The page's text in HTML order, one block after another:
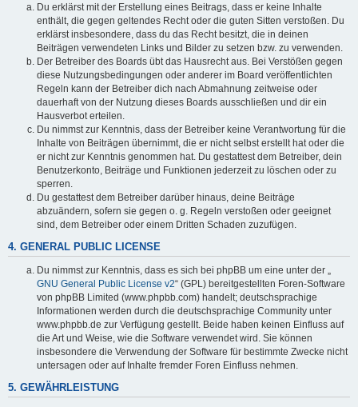
Du erklärst mit der Erstellung eines Beitrags, dass er keine Inhalte
enthält, die gegen geltendes Recht oder die guten Sitten verstoßen. Du
erklärst insbesondere, dass du das Recht besitzt, die in deinen
Beiträgen verwendeten Links und Bilder zu setzen bzw. zu verwenden.
Der Betreiber des Boards übt das Hausrecht aus. Bei Verstößen gegen
diese Nutzungsbedingungen oder anderer im Board veröffentlichten
Regeln kann der Betreiber dich nach Abmahnung zeitweise oder
dauerhaft von der Nutzung dieses Boards ausschließen und dir ein
Hausverbot erteilen.
Du nimmst zur Kenntnis, dass der Betreiber keine Verantwortung für die
Inhalte von Beiträgen übernimmt, die er nicht selbst erstellt hat oder die
er nicht zur Kenntnis genommen hat. Du gestattest dem Betreiber, dein
Benutzerkonto, Beiträge und Funktionen jederzeit zu löschen oder zu
sperren.
Du gestattest dem Betreiber darüber hinaus, deine Beiträge
abzuändern, sofern sie gegen o. g. Regeln verstoßen oder geeignet
sind, dem Betreiber oder einem Dritten Schaden zuzufügen.
4. GENERAL PUBLIC LICENSE
Du nimmst zur Kenntnis, dass es sich bei phpBB um eine unter der „
GNU General Public License v2“ (GPL) bereitgestellten Foren-Software
von phpBB Limited (www.phpbb.com) handelt; deutschsprachige
Informationen werden durch die deutschsprachige Community unter
www.phpbb.de zur Verfügung gestellt. Beide haben keinen Einfluss auf
die Art und Weise, wie die Software verwendet wird. Sie können
insbesondere die Verwendung der Software für bestimmte Zwecke nicht
untersagen oder auf Inhalte fremder Foren Einfluss nehmen.
5. GEWÄHRLEISTUNG